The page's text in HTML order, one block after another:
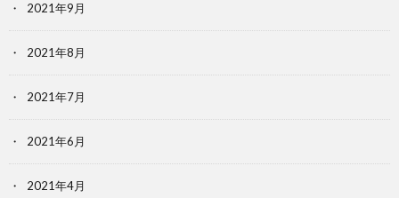
2021年9月
2021年8月
2021年7月
2021年6月
2021年4月